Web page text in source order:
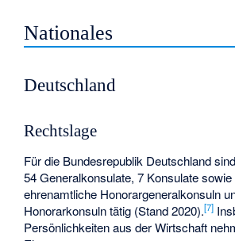
Nationales
Deutschland
Rechtslage
Für die Bundesrepublik Deutschland sind
54 Generalkonsulate, 7 Konsulate sowie
ehrenamtliche Honorargeneralkonsuln
Honorarkonsuln tätig (Stand 2020).[7]
Persönlichkeiten aus der Wirtschaft